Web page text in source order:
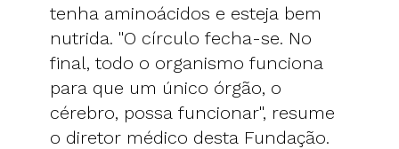
tenha aminoácidos e esteja bem
nutrida. "O círculo fecha-se. No
final, todo o organismo funciona
para que um único órgão, o
cérebro, possa funcionar", resume
o diretor médico desta Fundação.